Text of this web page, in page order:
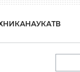
НАУКАТВ